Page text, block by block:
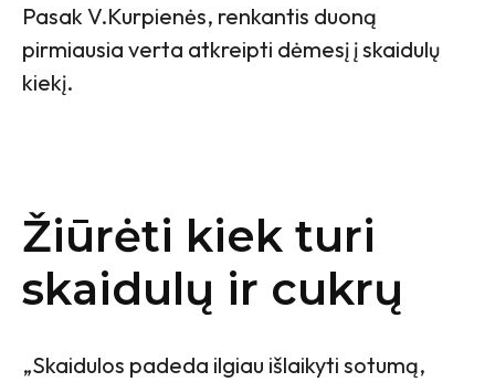
Pasak V.Kurpienės, renkantis duoną
pirmiausia verta atkreipti dėmesį į skaidulų
kiekį.
Žiūrėti kiek turi
skaidulų ir cukrų
„Skaidulos padeda ilgiau išlaikyti sotumą,